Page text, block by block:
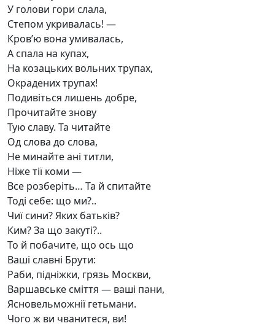
У голови гори слала,
Степом укривалась! —
Кров’ю вона умивалась,
А спала на купах,
На козацьких вольних трупах,
Окрадених трупах!
Подивіться лишень добре,
Прочитайте знову
Тую славу. Та читайте
Од слова до слова,
Не минайте ані титли,
Ніже тії коми —
Все розберіть… Та й спитайте
Тоді себе: що ми?..
Чиї сини? Яких батьків?
Ким? За що закуті?..
То й побачите, що ось що
Ваші славні Брути:
Раби, підніжки, грязь Москви,
Варшавське сміття — ваші пани,
Ясновельможнії гетьмани.
Чого ж ви чванитеся, ви!